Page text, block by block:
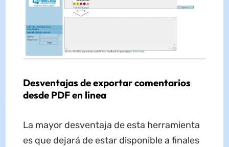
Desventajas de exportar comentarios
desde PDF en línea
La mayor desventaja de esta herramienta
es que dejará de estar disponible a finales